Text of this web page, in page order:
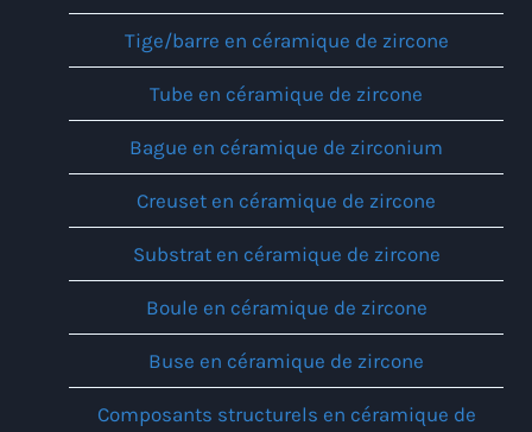
Tige/barre en céramique de zircone
Tube en céramique de zircone
Bague en céramique de zirconium
Creuset en céramique de zircone
Substrat en céramique de zircone
Boule en céramique de zircone
Buse en céramique de zircone
Composants structurels en céramique de